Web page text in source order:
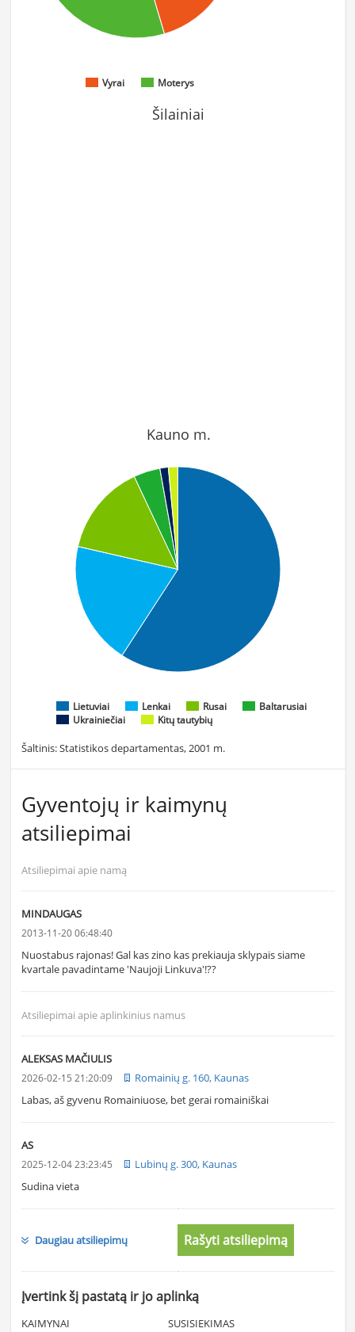
Vyrai Moterys
Šilainiai
Kauno m.
Lietuviai Lenkai Rusai
Baltarusiai
Ukrainiečiai
Kitų tautybių
Šaltinis: Statistikos departamentas, 2001 m.
Gyventojų ir kaimynų
atsiliepimai
Atsiliepimai apie namą
MINDAUGAS
2013-11-20 06:48:40
Nuostabus rajonas! Gal kas zino kas prekiauja sklypais siame
kvartale pavadintame 'Naujoji Linkuva'!??
Atsiliepimai apie aplinkinius namus
ALEKSAS MAČIULIS
2026-02-15 21:20:09
Romainių g. 160, Kaunas
Labas, aš gyvenu Romainiuose, bet gerai romainiškai
AS
2025-12-04 23:23:45
Lubinų g. 300, Kaunas
Sudina vieta
Daugiau atsiliepimų Rašyti atsiliepimą
Įvertink šį pastatą ir jo aplinką
KAIMYNAI
SUSISIEKIMAS